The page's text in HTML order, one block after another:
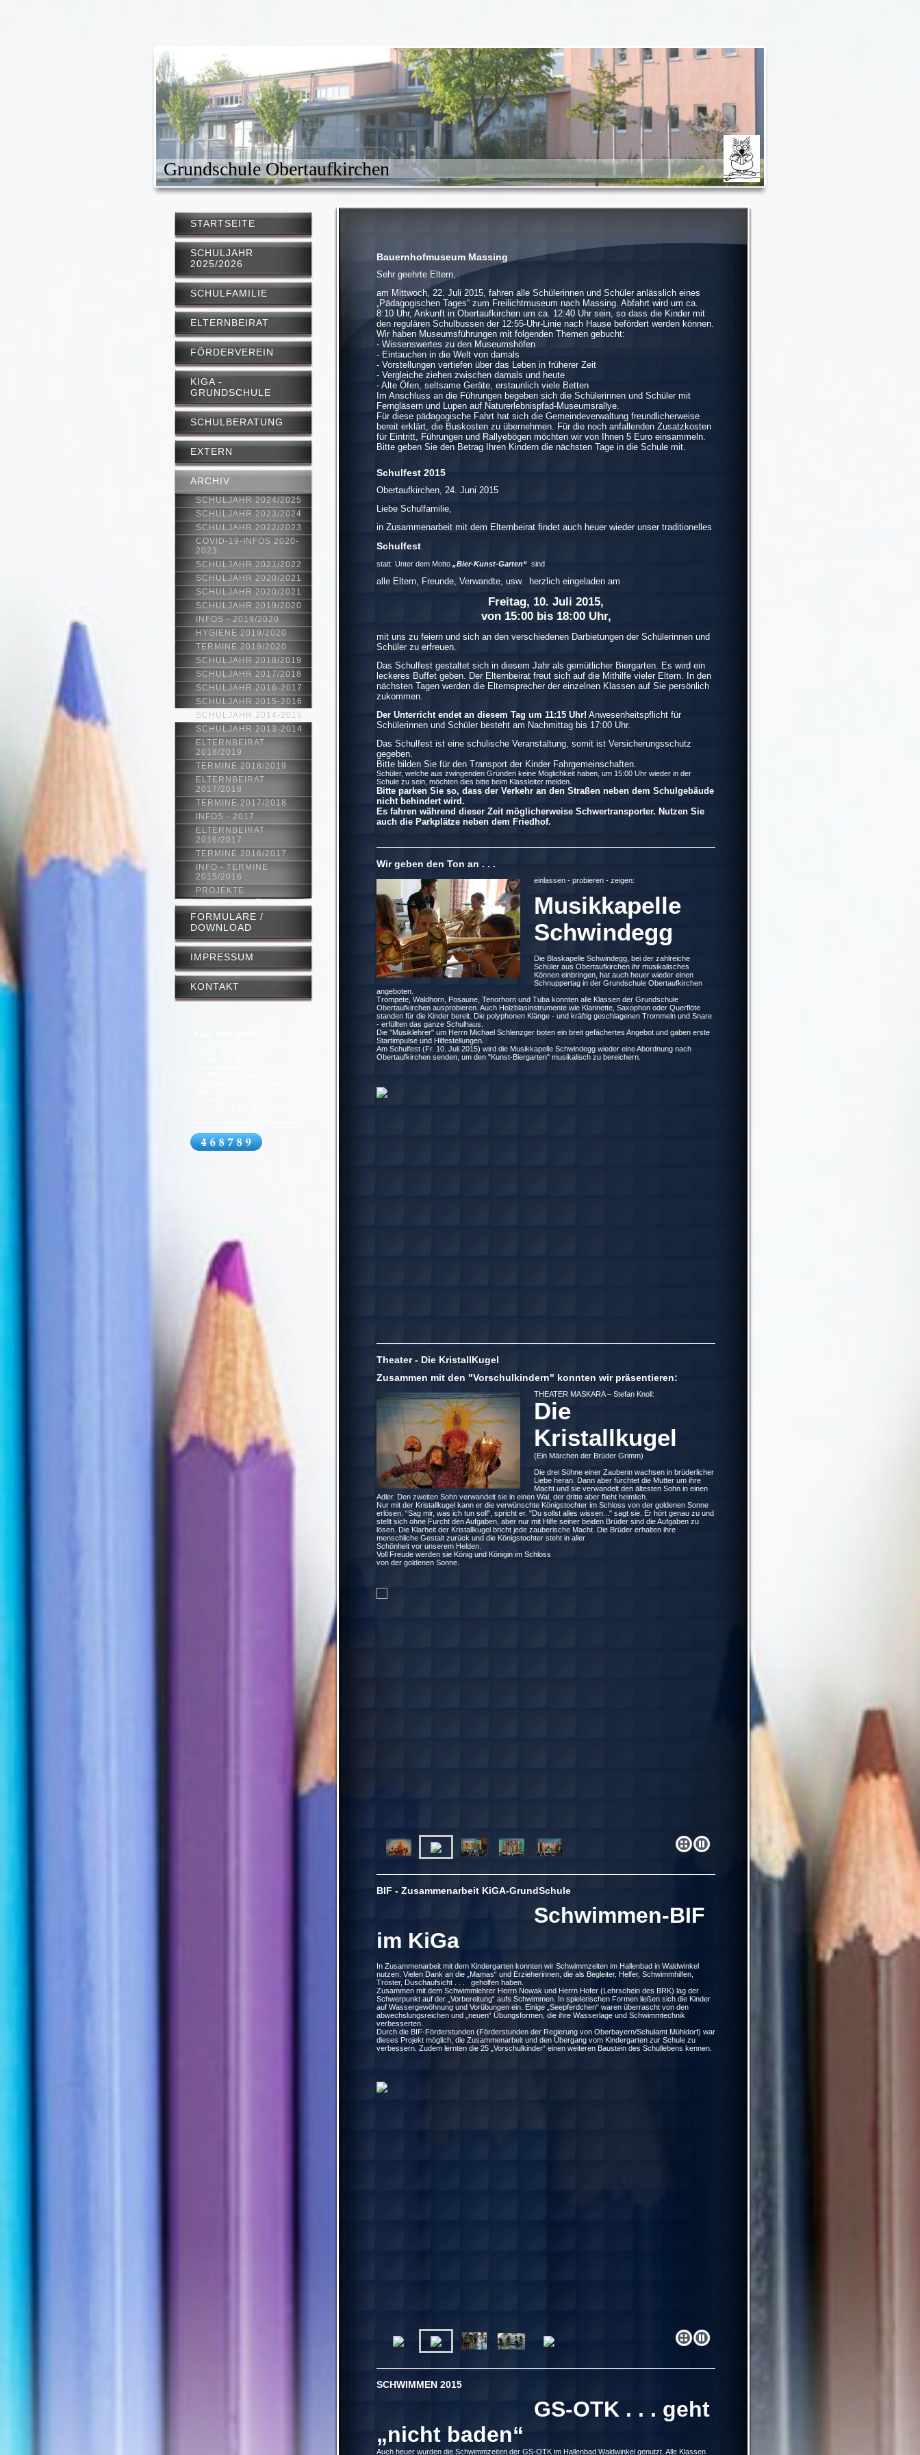
Grundschule Obertaufkirchen
Bauernhofmuseum Massing
Sehr geehrte Eltern,
am Mittwoch, 22. Juli 2015, fahren alle Schülerinnen und Schüler anlässlich eines
„Pädagogischen Tages“ zum Freilichtmuseum nach Massing. Abfahrt wird um ca.
8:10 Uhr, Ankunft in Obertaufkirchen um ca. 12:40 Uhr sein, so dass die Kinder mit
den regulären Schulbussen der 12:55-Uhr-Linie nach Hause befördert werden können.
Wir haben Museumsführungen mit folgenden Themen gebucht:
- Wissenswertes zu den Museumshöfen
- Eintauchen in die Welt von damals
- Vorstellungen vertiefen über das Leben in früherer Zeit
- Vergleiche ziehen zwischen damals und heute
- Alte Öfen, seltsame Geräte, erstaunlich viele Betten
Im Anschluss an die Führungen begeben sich die Schülerinnen und Schüler mit
Ferngläsern und Lupen auf Naturerlebnispfad-Museumsrallye.
Für diese pädagogische Fahrt hat sich die Gemeindeverwaltung freundlicherweise
bereit erklärt, die Buskosten zu übernehmen. Für die noch anfallenden Zusatzkosten
für Eintritt, Führungen und Rallyebögen möchten wir von Ihnen 5 Euro einsammeln.
Bitte geben Sie den Betrag Ihren Kindern die nächsten Tage in die Schule mit.
Schulfest 2015
Obertaufkirchen, 24. Juni 2015
Liebe Schulfamilie,
in Zusammenarbeit mit dem Elternbeirat findet auch heuer wieder unser traditionelles
Schulfest
statt. Unter dem Motto „Bier-Kunst-Garten“ sind
alle Eltern, Freunde, Verwandte, usw. herzlich eingeladen am
Freitag, 10. Juli 2015,
von 15:00 bis 18:00 Uhr,
mit uns zu feiern und sich an den verschiedenen Darbietungen der Schülerinnen und
Schüler zu erfreuen.
Das Schulfest gestaltet sich in diesem Jahr als gemütlicher Biergarten. Es wird ein
leckeres Buffet geben. Der Elternbeirat freut sich auf die Mithilfe vieler Eltern. In den
nächsten Tagen werden die Elternsprecher der einzelnen Klassen auf Sie persönlich
zukommen.
Der Unterricht endet an diesem Tag um 11:15 Uhr! Anwesenheitspflicht für
Schülerinnen und Schüler besteht am Nachmittag bis 17:00 Uhr.
Das Schulfest ist eine schulische Veranstaltung, somit ist Versicherungsschutz
gegeben.
Bitte bilden Sie für den Transport der Kinder Fahrgemeinschaften.
Schüler, welche aus zwingenden Gründen keine Möglichkeit haben, um 15:00 Uhr wieder in der
Schule zu sein, möchten dies bitte beim Klassleiter melden.
Bitte parken Sie so, dass der Verkehr an den Straßen neben dem Schulgebäude
nicht behindert wird.
Es fahren während dieser Zeit möglicherweise Schwertransporter. Nutzen Sie
auch die Parkplätze neben dem Friedhof.
Wir geben den Ton an . . .
einlassen - probieren - zeigen:
Musikkapelle
Schwindegg
Die Blaskapelle Schwindegg, bei der zahlreiche
Schüler aus Obertaufkirchen ihr musikalisches
Können einbringen, hat auch heuer wieder einen
Schnuppertag in der Grundschule Obertaufkirchen
angeboten.
Trompete, Waldhorn, Posaune, Tenorhorn und Tuba konnten alle Klassen der Grundschule
Obertaufkirchen ausprobieren. Auch Holzblasinstrumente wie Klarinette, Saxophon oder Querflöte
standen für die Kinder bereit. Die polyphonen Klänge - und kräftig geschlagenen Trommeln und Snare
- erfüllten das ganze Schulhaus.
Die "Musiklehrer" um Herrn Michael Schlenzger boten ein breit gefächertes Angebot und gaben erste
Startimpulse und Hilfestellungen.
Am Schulfest (Fr. 10. Juli 2015) wird die Musikkapelle Schwindegg wieder eine Abordnung nach
Obertaufkirchen senden, um den "Kunst-Biergarten" musikalisch zu bereichern.
Theater - Die KristallKugel
Zusammen mit den "Vorschulkindern" konnten wir präsentieren:
THEATER MASKARA – Stefan Knoll:
Die
Kristallkugel
(Ein Märchen der Brüder Grimm)
Die drei Söhne einer Zauberin wachsen in brüderlicher
Liebe heran. Dann aber fürchtet die Mutter um ihre
Macht und sie verwandelt den ältesten Sohn in einen
Adler. Den zweiten Sohn verwandelt sie in einen Wal, der dritte aber flieht heimlich.
Nur mit der Kristallkugel kann er die verwünschte Königstochter im Schloss von der goldenen Sonne
erlösen. “Sag mir, was ich tun soll", spricht er. "Du sollst alles wissen..." sagt sie. Er hört genau zu und
stellt sich ohne Furcht den Aufgaben, aber nur mit Hilfe seiner beiden Brüder sind die Aufgaben zu
lösen. Die Klarheit der Kristallkugel bricht jede zauberische Macht. Die Brüder erhalten ihre
menschliche Gestalt zurück und die Königstochter steht in aller
Schönheit vor unserem Helden.
Voll Freude werden sie König und Königin im Schloss
von der goldenen Sonne.
BIF - Zusammenarbeit KiGA-GrundSchule
Schwimmen-BIF
im KiGa
In Zusammenarbeit mit dem Kindergarten konnten wir Schwimmzeiten im Hallenbad in Waldwinkel
nutzen. Vielen Dank an die „Mamas“ und Erzieherinnen, die als Begleiter, Helfer, Schwimmhilfen,
Tröster, Duschaufsicht . . . geholfen haben.
Zusammen mit dem Schwimmlehrer Herrn Nowak und Herrn Hofer (Lehrschein des BRK) lag der
Schwerpunkt auf der „Vorbereitung“ aufs Schwimmen. In spielerischen Formen ließen sich die Kinder
auf Wassergewöhnung und Vorübungen ein. Einige „Seepferdchen“ waren überrascht von den
abwechslungsreichen und „neuen“ Übungsformen, die ihre Wasserlage und Schwimmtechnik
verbesserten.
Durch die BIF-Förderstunden (Förderstunden der Regierung von Oberbayern/Schulamt Mühldorf) war
dieses Projekt möglich, die Zusammenarbeit und den Übergang vom Kindergarten zur Schule zu
verbessern. Zudem lernten die 25 „Vorschulkinder“ einen weiteren Baustein des Schullebens kennen.
SCHWIMMEN 2015
GS-OTK . . . geht
„nicht baden“
Auch heuer wurden die Schwimmzeiten der GS-OTK im Hallenbad Waldwinkel genutzt. Alle Klassen
STARTSEITE
SCHULJAHR
2025/2026
SCHULFAMILIE
ELTERNBEIRAT
FÖRDERVEREIN
KIGA -
GRUNDSCHULE
SCHULBERATUNG
EXTERN
ARCHIV
SCHULJAHR 2024/2025
SCHULJAHR 2023/2024
SCHULJAHR 2022/2023
COVID-19-INFOS 2020-
2023
SCHULJAHR 2021/2022
SCHULJAHR 2020/2021
SCHULJAHR 2020/2021
SCHULJAHR 2019/2020
INFOS - 2019/2020
HYGIENE 2019/2020
TERMINE 2019/2020
SCHULJAHR 2018/2019
SCHULJAHR 2017/2018
SCHULJAHR 2016-2017
SCHULJAHR 2015-2016
SCHULJAHR 2014-2015
SCHULJAHR 2013-2014
ELTERNBEIRAT
2018/2019
TERMINE 2018/2019
ELTERNBEIRAT
2017/2018
TERMINE 2017/2018
INFOS - 2017
ELTERNBEIRAT
2016/2017
TERMINE 2016/2017
INFO - TERMINE
2015/2016
PROJEKTE
FORMULARE /
DOWNLOAD
IMPRESSUM
KONTAKT